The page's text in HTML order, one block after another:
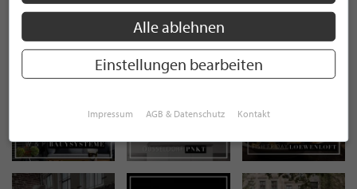
STILPUNKTE AUF
INSTAGRAM
Alle ablehnen
Einstellungen bearbeiten
Impressum AGB & Datenschutz Kontakt